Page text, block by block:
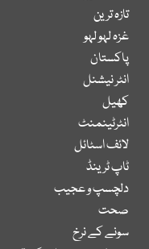
تازہ ترین
غزہ لہو لہو
پاکستان
انٹر نیشنل
کھیل
انٹرٹینمنٹ
لائف اسٹائل
ٹاپ ٹرینڈ
دلچسپ و عجیب
صحت
سونے کے نرخ